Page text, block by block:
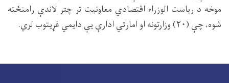
موخه د ریاست الوزراء اقتصادي معاونیت تر چتر لاندې رامنځته
شوه، چې (۲۰) وزارتونه او امارتي ادارې یې دایمي غړیتوب لري.